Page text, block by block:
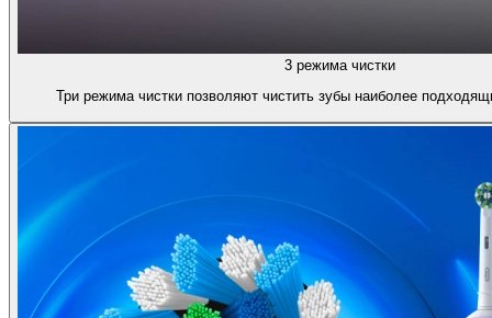
3 режима чистки
Три режима чистки позволяют чистить зубы наиболее